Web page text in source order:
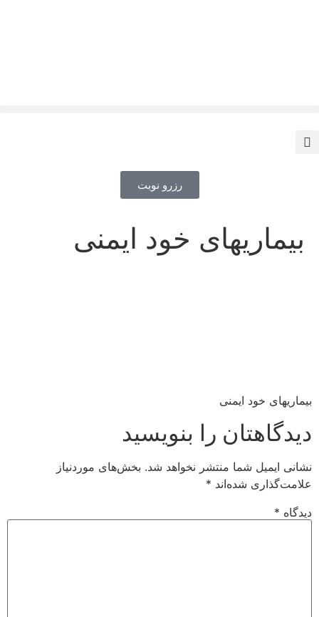
رزرو نوبت
بیماریهای خود ایمنی
بیماریهای خود ایمنی
دیدگاهتان را بنویسید
نشانی ایمیل شما منتشر نخواهد شد. بخش‌های موردنیاز
علامت‌گذاری شده‌اند *
دیدگاه *